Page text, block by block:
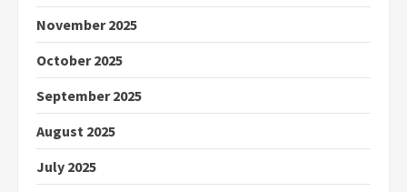
November 2025
October 2025
September 2025
August 2025
July 2025